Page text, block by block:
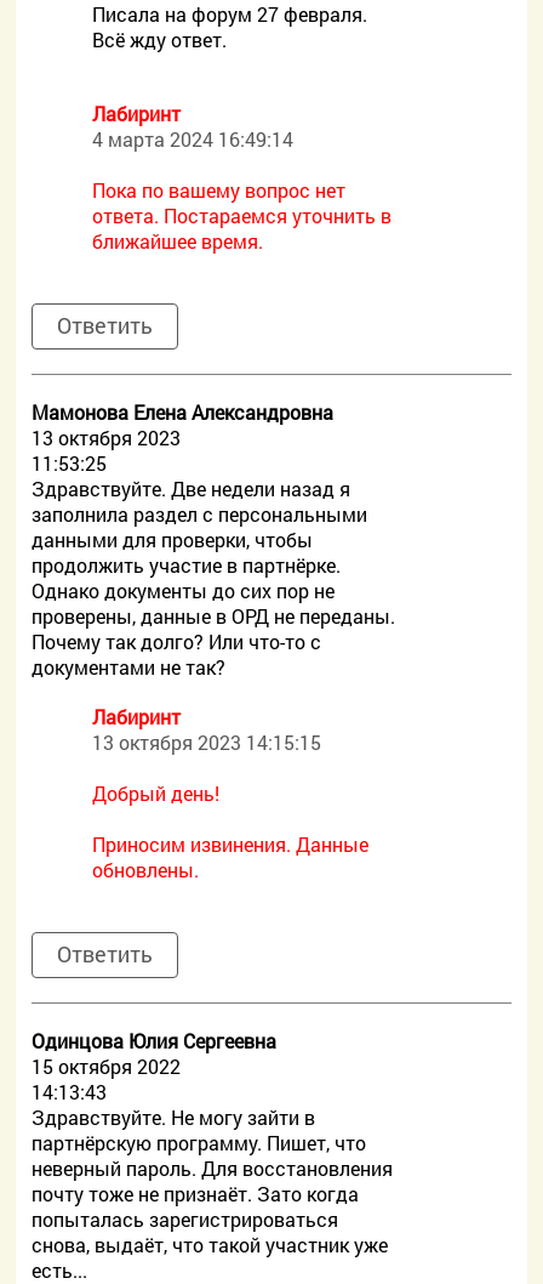
Писала на форум 27 февраля.
Всё жду ответ.
Лабиринт
4 марта 2024 16:49:14
Пока по вашему вопрос нет
ответа. Постараемся уточнить в
ближайшее время.
Ответить
Мамонова Елена Александровна
13 октября 2023
11:53:25
Здравствуйте. Две недели назад я
заполнила раздел с персональными
данными для проверки, чтобы
продолжить участие в партнёрке.
Однако документы до сих пор не
проверены, данные в ОРД не переданы.
Почему так долго? Или что-то с
документами не так?
Лабиринт
13 октября 2023 14:15:15
Добрый день!
Приносим извинения. Данные
обновлены.
Ответить
Одинцова Юлия Сергеевна
15 октября 2022
14:13:43
Здравствуйте. Не могу зайти в
партнёрскую программу. Пишет, что
неверный пароль. Для восстановления
почту тоже не признаёт. Зато когда
попыталась зарегистрироваться
снова, выдаёт, что такой участник уже
есть...